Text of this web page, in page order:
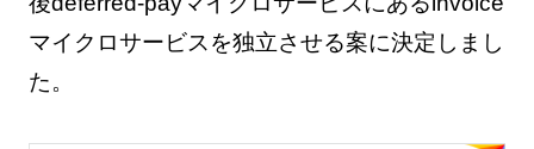
マイクロサービスを独立させる案に決定しまし
た。